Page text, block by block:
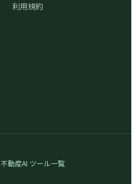
利用規約
不動産AI ツール一覧